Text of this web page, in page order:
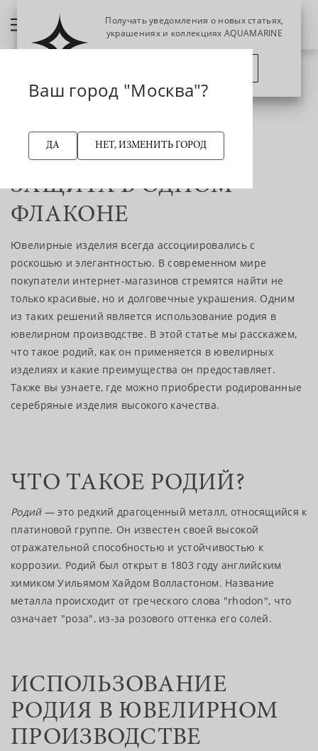
РОДИЙ: КРАСОТА И
ЗАЩИТА В ОДНОМ
ФЛАКОНЕ
Ювелирные изделия всегда ассоциировались с
роскошью и элегантностью. В современном мире
покупатели интернет-магазинов стремятся найти не
только красивые, но и долговечные украшения. Одним
из таких решений является использование родия в
ювелирном производстве. В этой статье мы расскажем,
что такое родий, как он применяется в ювелирных
изделиях и какие преимущества он предоставляет.
Также вы узнаете, где можно приобрести родированные
серебряные изделия высокого качества.
ЧТО ТАКОЕ РОДИЙ?
Родий— это редкий драгоценный металл, относящийся к
платиновой группе. Он известен своей высокой
отражательной способностью и устойчивостью к
коррозии. Родий был открыт в 1803 году английским
химиком Уильямом Хайдом Волластоном. Название
металла происходит от греческого слова "rhodon", что
означает "роза", из-за розового оттенка его солей.
ИСПОЛЬЗОВАНИЕ
РОДИЯ В ЮВЕЛИРНОМ
ПРОИЗВОДСТВЕ
Ваш город "Москва"?
ДА НЕТ, ИЗМЕНИТЬ ГОРОД
Получать уведомления о новых статьях,
украшениях и коллекциях AQUAMARINE